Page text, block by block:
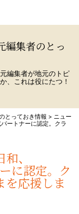
編集者のとっ
編集者が地元のトピ
、これは役にたつ！
とっておき情報 > ニュー
ートナーに認定。クラ
、
に認定。ク
を応援しま